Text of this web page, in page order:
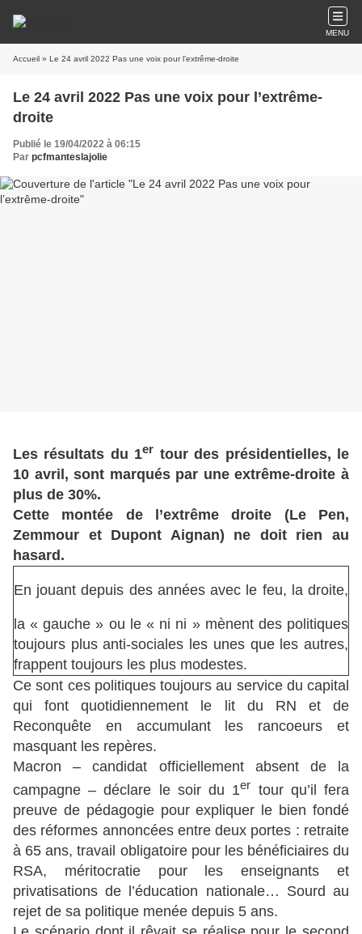
MENU
Accueil » Le 24 avril 2022 Pas une voix pour l’extrême-droite
Le 24 avril 2022 Pas une voix pour l’extrême-
droite
Publié le 19/04/2022 à 06:15
Par pcfmanteslajolie
Les résultats du 1er tour des présidentielles, le
10 avril, sont marqués par une extrême-droite à
plus de 30%.
Cette montée de l’extrême droite (Le Pen,
Zemmour et Dupont Aignan) ne doit rien au
hasard.
En jouant depuis des années avec le feu, la droite,
la « gauche » ou le « ni ni » mènent des politiques
toujours plus anti-sociales les unes que les autres,
frappent toujours les plus modestes.
Ce sont ces politiques toujours au service du capital
qui font quotidiennement le lit du RN et de
Reconquête en accumulant les rancoeurs et
masquant les repères.
Macron – candidat officiellement absent de la
campagne – déclare le soir du 1er tour qu’il fera
preuve de pédagogie pour expliquer le bien fondé
des réformes annoncées entre deux portes : retraite
à 65 ans, travail obligatoire pour les bénéficiaires du
RSA, méritocratie pour les enseignants et
privatisations de l’éducation nationale… Sourd au
rejet de sa politique menée depuis 5 ans.